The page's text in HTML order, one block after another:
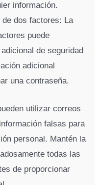
información.
dos factores: La
puede
de seguridad
adicional
una contraseña.
utilizar correos
falsas para
personal. Mantén la
todas las
de proporcionar